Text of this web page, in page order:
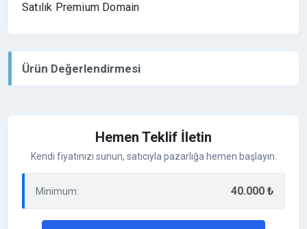
Satılık Premium Domain
Ürün Değerlendirmesi
Hemen Teklif İletin
Kendi fiyatınızı sunun, satıcıyla pazarlığa hemen başlayın.
Minimum: 40.000 ₺